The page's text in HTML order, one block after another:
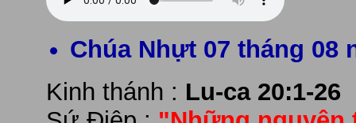
Chúa Nhựt 07 tháng 08
Kinh thánh : Lu-ca 20:1-26